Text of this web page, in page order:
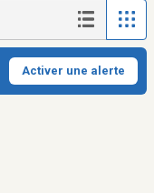
Activer une alerte